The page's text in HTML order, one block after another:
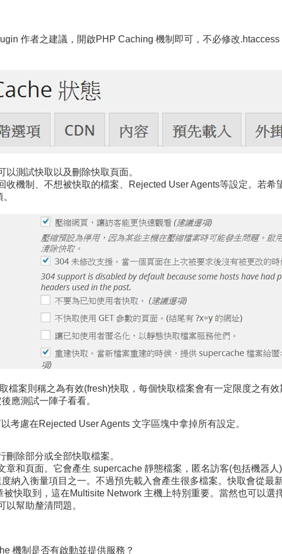
作者之建議，開啟PHP Caching 機制即可，不必修改
測試快取以及刪除快取頁面。
收機制、不想被快取的檔案、Rejected User Agents等設定。若希
檔案則稱之為有效(fresh)快取，每個快取檔案會有一定限度之有
應測試一陣子看看。
考慮在Rejected User Agents 文字區塊中拿掉所有設定。
除部分或全部快取檔案。
和頁面。它會產生 supercache 靜態檔案，匿名訪客(包括機器
納入衡量項目之一。不過預先載入會產生很多檔案。快取會從最
快取到，這在Multisite Network 主機上特別重要。當然也可以選
幫助釐清問題。
機制是否有啟動並提供服務？